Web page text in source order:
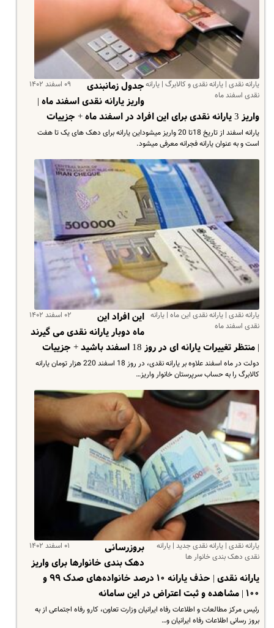
یارانه نقدی | یارانه نقدی و کالابرگ | یارانه
نقدی اسفند ماه
۰۹ اسفند ۱۴۰۲
جدول زمانبندی
واریز یارانه‌ نقدی اسفند ماه |
واریز 3 یارانه نقدی برای این افراد در اسفند ماه + جزییات
یارانه اسفند از تاریخ 18تا 20 واریز میشوداین یارانه برای دهک های یک تا هفت
است و به عنوان یارانه فجرانه معرفی میشود.
یارانه نقدی | یارانه نقدی این ماه | یارانه
نقدی اسفند ماه
۰۲ اسفند ۱۴۰۲
این افراد این
ماه دوبار یارانه نقدی می گیرند
| منتظر تغییرات یارانه ای در روز 18 اسفند باشید + جزییات
دولت در ماه اسفند علاوه بر یارانه نقدی، در روز 18 اسفند 220 هزار تومان یارانه
کالابرگ را به حساب سرپرستان خانوار واریز…
یارانه نقدی | یارانه نقدی جدید | یارانه
نقدی دهک بندی خانوار ها
۰۱ اسفند ۱۴۰۲
بروزرسانی
دهک بندی خانوارها برای واریز
یارانه نقدی | حذف یارانه ۱۰ درصد خانواده‌های صدک ۹۹ و
۱۰۰ | مشاهده و ثبت اعتراض در این سامانه
رئیس مرکز مطالعات و اطلاعات رفاه ایرانیان وزارت تعاون، کارو رفاه اجتماعی از به
بروز رسانی اطلاعات رفاه ایرانیان و…